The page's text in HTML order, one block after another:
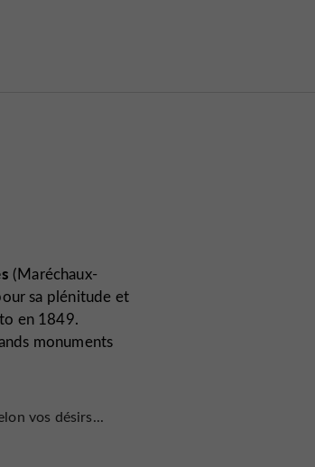
(Maréchaux-
sa plénitude et
en 1849.
monuments
vos désirs...